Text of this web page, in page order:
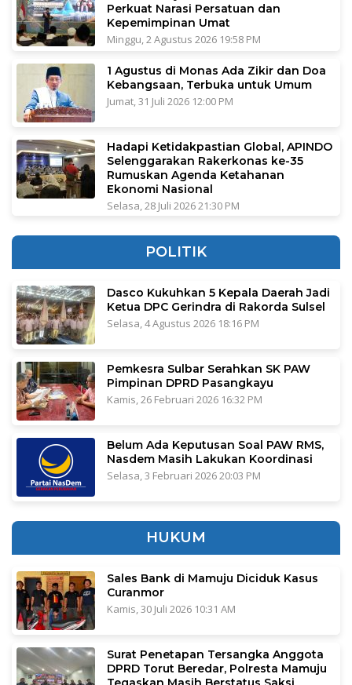
Perkuat Narasi Persatuan dan
Kepemimpinan Umat
Minggu, 2 Agustus 2026 19:58 PM
1 Agustus di Monas Ada Zikir dan Doa
Kebangsaan, Terbuka untuk Umum
Jumat, 31 Juli 2026 12:00 PM
Hadapi Ketidakpastian Global, APINDO
Selenggarakan Rakerkonas ke-35
Rumuskan Agenda Ketahanan
Ekonomi Nasional
Selasa, 28 Juli 2026 21:30 PM
POLITIK
Dasco Kukuhkan 5 Kepala Daerah Jadi
Ketua DPC Gerindra di Rakorda Sulsel
Selasa, 4 Agustus 2026 18:16 PM
Pemkesra Sulbar Serahkan SK PAW
Pimpinan DPRD Pasangkayu
Kamis, 26 Februari 2026 16:32 PM
Belum Ada Keputusan Soal PAW RMS,
Nasdem Masih Lakukan Koordinasi
Selasa, 3 Februari 2026 20:03 PM
HUKUM
Sales Bank di Mamuju Diciduk Kasus
Curanmor
Kamis, 30 Juli 2026 10:31 AM
Surat Penetapan Tersangka Anggota
DPRD Torut Beredar, Polresta Mamuju